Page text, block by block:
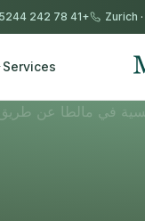
Zurich ·
+41 78 242 5244
Services